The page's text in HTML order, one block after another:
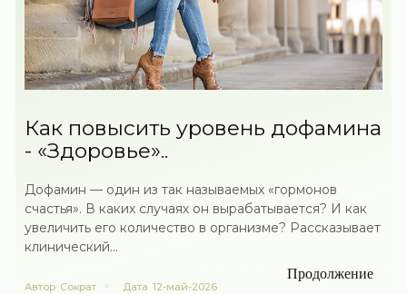
Как повысить уровень дофамина
- «Здоровье»..
Дофамин — один из так называемых «гормонов
счастья». В каких случаях он вырабатывается? И как
увеличить его количество в организме? Рассказывает
клинический...
Продолжение
Автор Сократ Дата 12-май-2026